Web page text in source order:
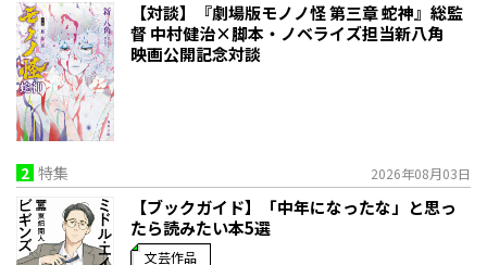
【対談】『劇場版モノノ怪 第三章 蛇神』総監
督 中村健治×脚本・ノベライズ担当新八角
映画公開記念対談
2 特集 2026年08月03日
【ブックガイド】「中年になったな」と思っ
たら読みたい本5選
文芸作品